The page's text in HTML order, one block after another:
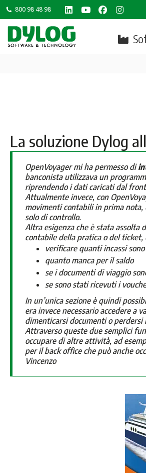
800 98 48 98
Linkedin
page
opens
YouTubeFacebook
page
opens
page
opens
La soluzione Dylog
OpenVoyager mi ha permesso di
banconista utilizzava un
riprendendo i dati caricati dal
Attualmente invece, con
movimenti contabili in prima nota,
solo di controllo.
Altra esigenza che è stata assolta
contabile della pratica o del ticket,
verificare quanti incassi
quanto manca per il saldo
se i documenti di viaggio
se sono stati ricevuti i
In un’unica sezione è quindi
era invece necessario accedere a
dimenticarsi documenti o
Attraverso queste due semplici
occupare di altre attività, ad
per il back office che può anche
Vincenzo